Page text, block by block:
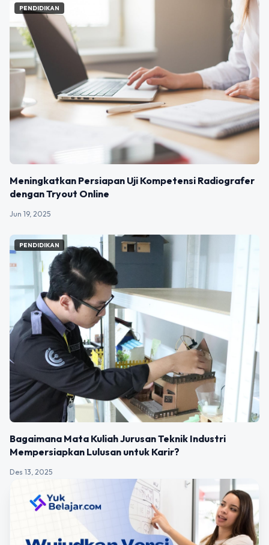
PENDIDIKAN
Meningkatkan Persiapan Uji Kompetensi Radiografer
dengan Tryout Online
Jun 19, 2025
PENDIDIKAN
Bagaimana Mata Kuliah Jurusan Teknik Industri
Mempersiapkan Lulusan untuk Karir?
Des 13, 2025